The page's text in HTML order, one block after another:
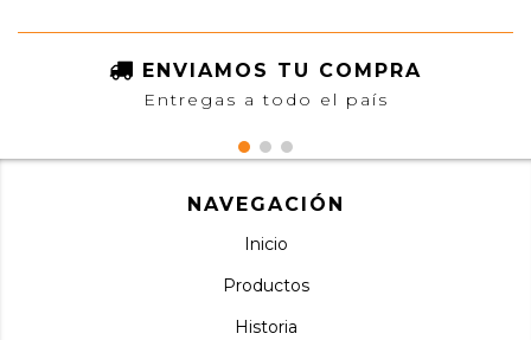
ENVIAMOS TU COMPRA
Entregas a todo el país
NAVEGACIÓN
Inicio
Productos
Historia